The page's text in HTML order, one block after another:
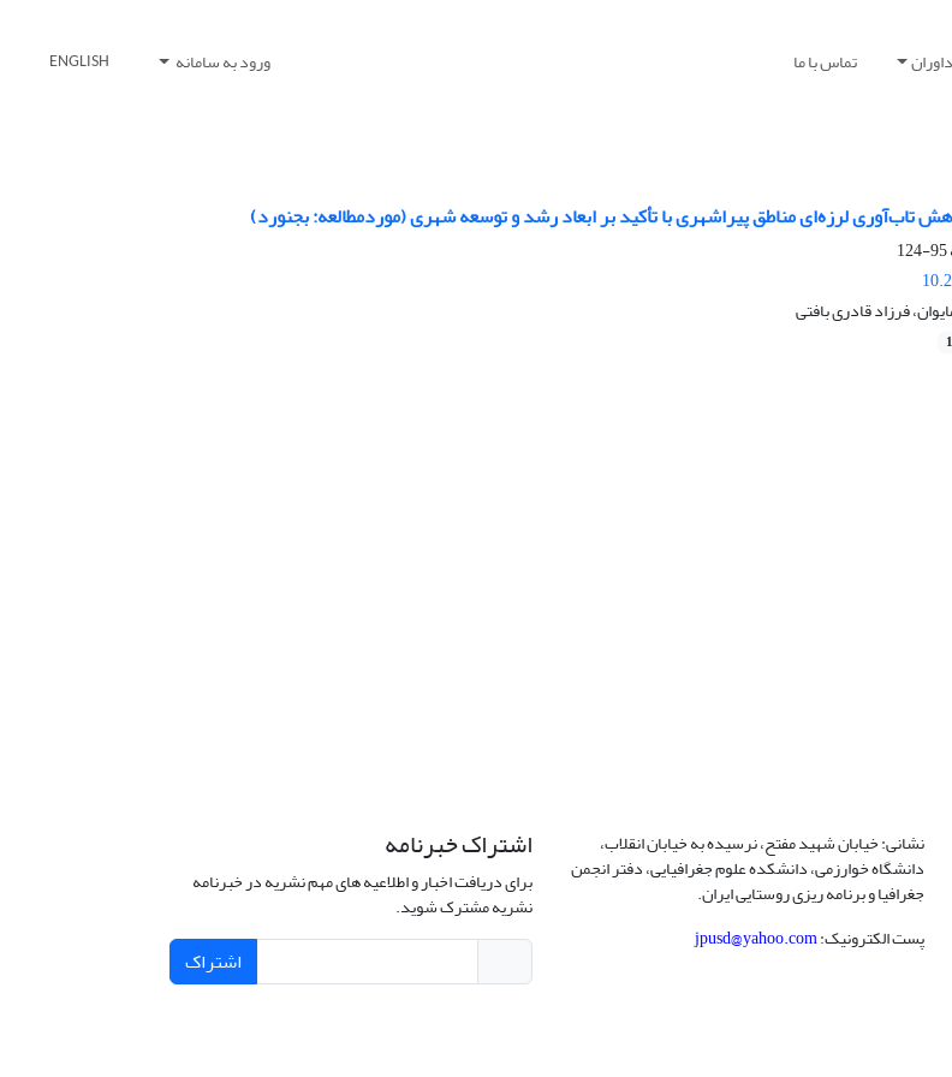
داوران تماس با ما ورود به سامانه ENGLISH
تاب‌آوری لرزه‌ای مناطق پیراشهری با تأکید بر ابعاد رشد و توسعه شهری (موردمطالعه: بجنورد)
95-124
فرزاد قادری بافتی
نشانی: خیابان شهید مفتح، نرسیده به خیابان انقلاب،
دانشگاه خوارزمی، دانشکده علوم جغرافیایی، دفتر انجمن
جغرافیا و برنامه ریزی روستایی ایران.
پست الکترونیک:jpusd@yahoo.com
اشتراک خبرنامه
برای دریافت اخبار و اطلاعیه های مهم نشریه در خبرنامه
نشریه مشترک شوید.
اشتراک